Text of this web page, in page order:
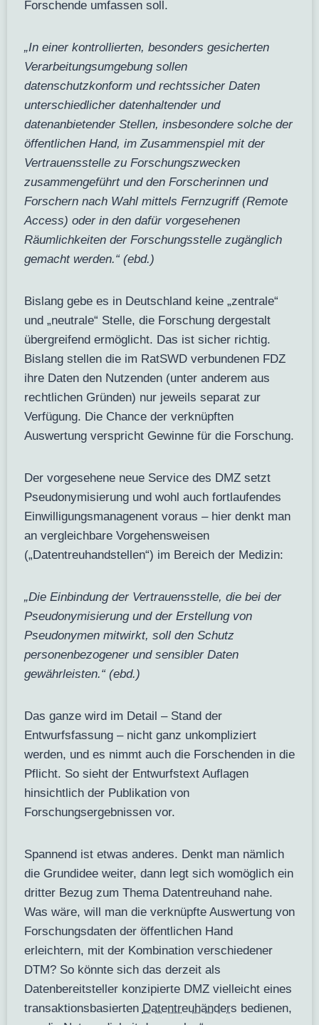
Forschende umfassen soll.
„In einer kontrollierten, besonders gesicherten
Verarbeitungsumgebung sollen
datenschutzkonform und rechtssicher Daten
unterschiedlicher datenhaltender und
datenanbietender Stellen, insbesondere solche der
öffentlichen Hand, im Zusammenspiel mit der
Vertrauensstelle zu Forschungszwecken
zusammengeführt und den Forscherinnen und
Forschern nach Wahl mittels Fernzugriff (Remote
Access) oder in den dafür vorgesehenen
Räumlichkeiten der Forschungsstelle zugänglich
gemacht werden.“ (ebd.)
Bislang gebe es in Deutschland keine „zentrale“
und „neutrale“ Stelle, die Forschung dergestalt
übergreifend ermöglicht. Das ist sicher richtig.
Bislang stellen die im RatSWD verbundenen FDZ
ihre Daten den Nutzenden (unter anderem aus
rechtlichen Gründen) nur jeweils separat zur
Verfügung. Die Chance der verknüpften
Auswertung verspricht Gewinne für die Forschung.
Der vorgesehene neue Service des DMZ setzt
Pseudonymisierung und wohl auch fortlaufendes
Einwilligungsmanagenent voraus – hier denkt man
an vergleichbare Vorgehensweisen
(„Datentreuhandstellen“) im Bereich der Medizin:
„Die Einbindung der Vertrauensstelle, die bei der
Pseudonymisierung und der Erstellung von
Pseudonymen mitwirkt, soll den Schutz
personenbezogener und sensibler Daten
gewährleisten.“ (ebd.)
Das ganze wird im Detail – Stand der
Entwurfsfassung – nicht ganz unkompliziert
werden, und es nimmt auch die Forschenden in die
Pflicht. So sieht der Entwurfstext Auflagen
hinsichtlich der Publikation von
Forschungsergebnissen vor.
Spannend ist etwas anderes. Denkt man nämlich
die Grundidee weiter, dann legt sich womöglich ein
dritter Bezug zum Thema Datentreuhand nahe.
Was wäre, will man die verknüpfte Auswertung von
Forschungsdaten der öffentlichen Hand
erleichtern, mit der Kombination verschiedener
DTM? So könnte sich das derzeit als
Datenbereitsteller konzipierte DMZ vielleicht eines
transaktionsbasierten Datentreuhänders bedienen,